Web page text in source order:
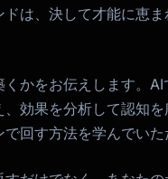
は、決して才能に恵ま
かをお伝えします。
効果を分析して認知
回す方法を学んでいた